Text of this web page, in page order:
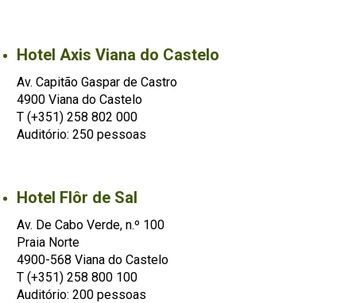
Hotel Axis Viana do Castelo
Av. Capitão Gaspar de Castro
4900 Viana do Castelo
T (+351) 258 802 000
Auditório: 250 pessoas
Hotel Flôr de Sal
Av. De Cabo Verde, n.º 100
Praia Norte
4900-568 Viana do Castelo
T (+351) 258 800 100
Auditório: 200 pessoas